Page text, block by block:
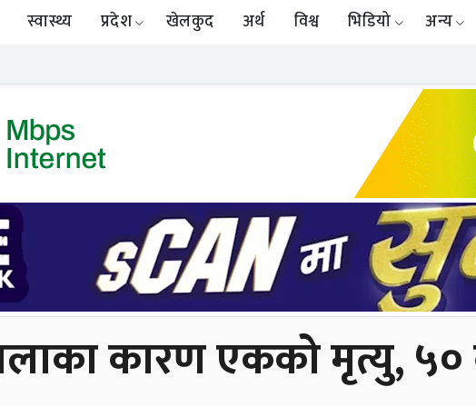
स्वास्थ्य प्रदेश खेलकुद अर्थ विश्व भिडियो अन्य
कारण एकको मृत्यु, ५०